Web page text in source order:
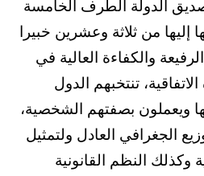
الدولة الطرف الخامسة
إليها من ثلاثة وعشرين خبيرا
والكفاءة العالية في
تنتخبهم الدول
ويعملون بصفتهم الشخصية،
الجغرافي العادل ولتمثيل
النظم القانونية